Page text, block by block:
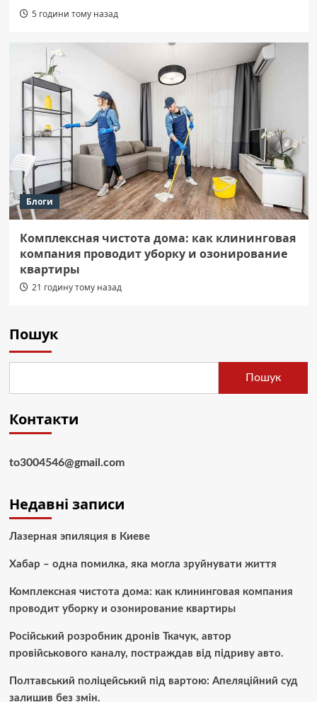
5 години тому назад
Блоги
Комплексная чистота дома: как клининговая
компания проводит уборку и озонирование
квартиры
21 годину тому назад
Пошук
Пошук
Контакти
to3004546@gmail.com
Недавні записи
Лазерная эпиляция в Киеве
Хабар – одна помилка, яка могла зруйнувати життя
Комплексная чистота дома: как клининговая компания
проводит уборку и озонирование квартиры
Російський розробник дронів Ткачук, автор
провійськового каналу, постраждав від підриву авто.
Полтавський поліцейський під вартою: Апеляційний суд
залишив без змін.